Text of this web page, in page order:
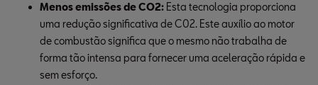
Menos emissões de CO2: Esta tecnologia proporciona
uma redução significativa de C02. Este auxílio ao motor
de combustão significa que o mesmo não trabalha de
forma tão intensa para fornecer uma aceleração rápida e
sem esforço.